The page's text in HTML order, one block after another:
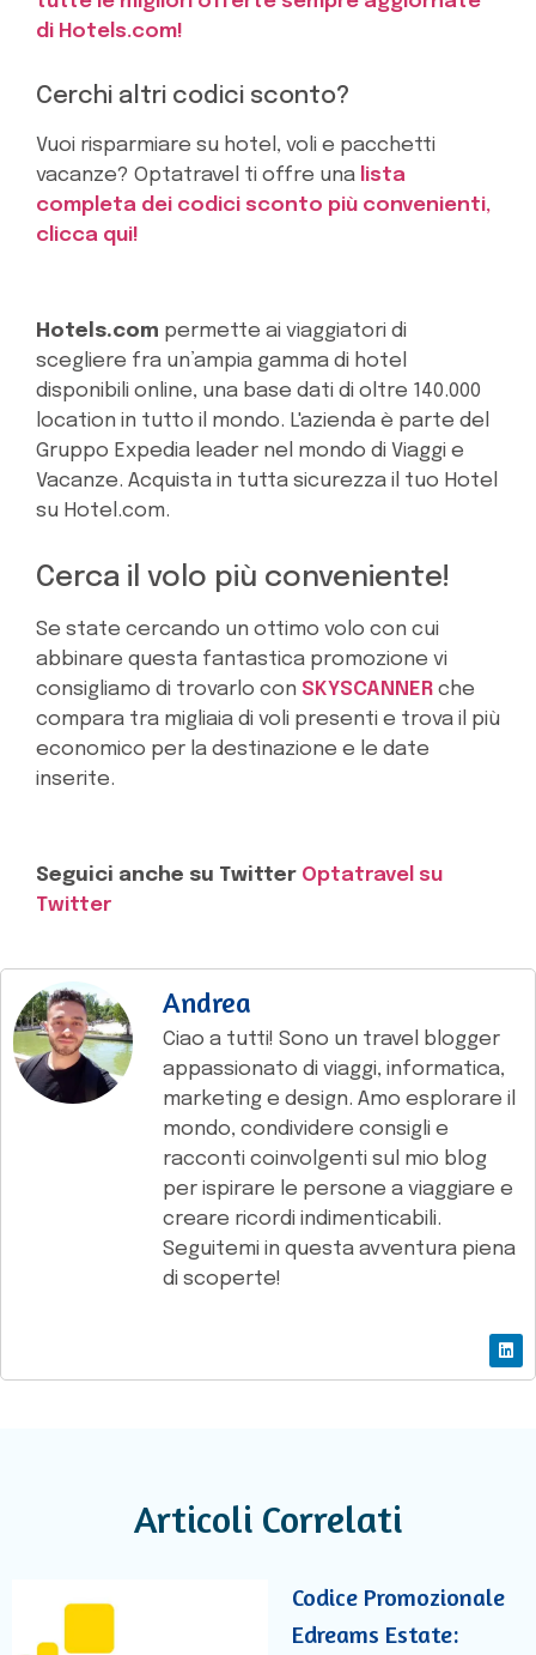
di Hotels.com!
Cerchi altri codici sconto?
Vuoi risparmiare su hotel, voli e pacchetti
vacanze? Optatravel ti offre una lista
completa dei codici sconto più convenienti,
clicca qui!
Hotels.com permette ai viaggiatori di
scegliere fra un’ampia gamma di hotel
disponibili online, una base dati di oltre 140.000
location in tutto il mondo. L'azienda è parte del
Gruppo Expedia leader nel mondo di Viaggi e
Vacanze. Acquista in tutta sicurezza il tuo Hotel
su Hotel.com.
Cerca il volo più conveniente!
Se state cercando un ottimo volo con cui
abbinare questa fantastica promozione vi
consigliamo di trovarlo con SKYSCANNER che
compara tra migliaia di voli presenti e trova il più
economico per la destinazione e le date
inserite.
Seguici anche su Twitter Optatravel su
Twitter
Andrea
Ciao a tutti! Sono un travel blogger
appassionato di viaggi, informatica,
marketing e design. Amo esplorare il
mondo, condividere consigli e
racconti coinvolgenti sul mio blog
per ispirare le persone a viaggiare e
creare ricordi indimenticabili.
Seguitemi in questa avventura piena
di scoperte!
Articoli Correlati
Codice Promozionale
Edreams Estate: